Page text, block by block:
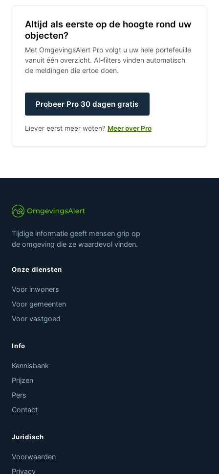
Altijd als eerste op de hoogte rond uw
objecten?
Met OmgevingsAlert Pro volgt u uw hele portefeuille
vanuit één overzicht. AI-filters vinden automatisch
de meldingen die ertoe doen.
Probeer Pro 30 dagen gratis
Liever eerst meer weten? Meer over Pro
Tijdige informatie geeft mensen grip op
de omgeving die ze waardevol vinden.
Onze diensten
Voor inwoners
Voor gemeenten
Voor vastgoed
Info
Kennisbank
Prijzen
Pers
Contact
Juridisch
Voorwaarden
Privacy